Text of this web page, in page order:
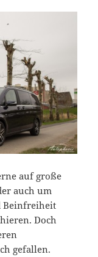
auf große
auch um
Beinfreiheit
Doch
gefallen.